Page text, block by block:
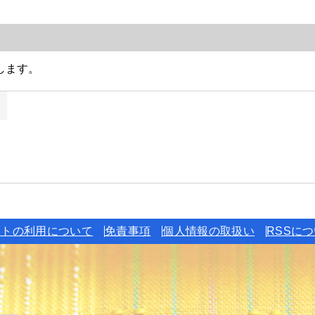
の利用について 免責事項 個人情報の取扱い RSSに